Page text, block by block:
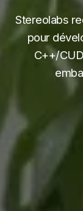
Stereolabs
pour
C++/